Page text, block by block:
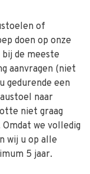
of
doen op onze
bij de meeste
aanvragen (niet
gedurende een
naar
niet graag
we volledig
wij u op alle
5 jaar.